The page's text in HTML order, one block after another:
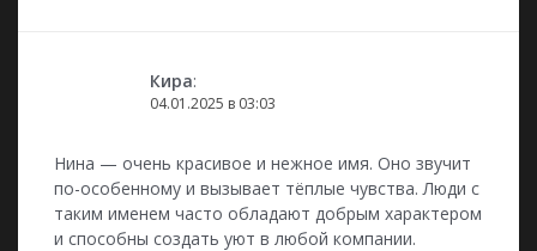
Кира:
04.01.2025 в 03:03
Нина — очень красивое и нежное имя. Оно звучит
по-особенному и вызывает тёплые чувства. Люди с
таким именем часто обладают добрым характером
и способны создать уют в любой компании.